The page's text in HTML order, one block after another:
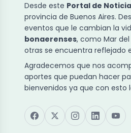
Desde este Portal de
provincia de Buenos Aires.
eventos que le cambian la
bonaerenses, como Mar
otras se encuentra reflejado
Agradecemos que nos
aportes que puedan hacer
bienvenidos ya que con esto